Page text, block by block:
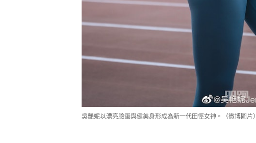
吳艷妮以漂亮臉蛋與健美身形成為新一代田徑女神。（微博圖片）